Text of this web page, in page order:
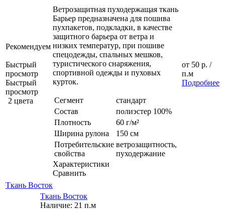
Рекомендуем
Быстрый
просмотр
Быстрый
просмотр
2 цвета
Ветрозащитная пуходержащая ткань
Барьер предназначена для пошива
пухпакетов, подкладки, в качестве
защитного барьера от ветра и
низких температур, при пошиве
спецодежды, спальных мешков,
туристического снаряжения,
спортивной одежды и пуховых
курток.
Сегмент
стандарт
Состав
полиэстер 100%
Плотность
60 г/м²
Ширина рулона
150 см
Потребительские
свойства
ветрозащитность,
пуходержание
Характеристики
Сравнить
от 50 р. /
п.м
Подробнее
Ткань Восток
Ткань Восток
Наличие: 21 п.м